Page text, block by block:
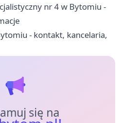
nr 4 w Bytomiu -
- kontakt, kancelaria,
się na